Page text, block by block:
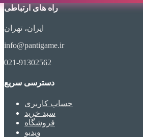
راه های ارتباطی
ایران، تهران
info@pantigame.ir
021-91302562
دسترسی سریع
حساب کاربری
سبد خرید
فروشگاه
ویدیو